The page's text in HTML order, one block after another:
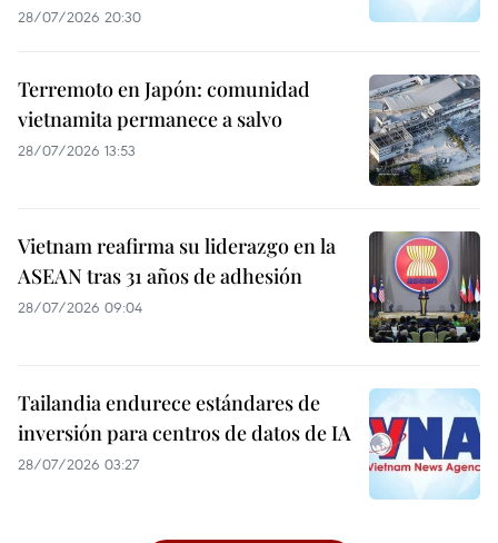
28/07/2026 20:30
Terremoto en Japón: comunidad
vietnamita permanece a salvo
28/07/2026 13:53
Vietnam reafirma su liderazgo en la
ASEAN tras 31 años de adhesión
28/07/2026 09:04
Tailandia endurece estándares de
inversión para centros de datos de IA
28/07/2026 03:27